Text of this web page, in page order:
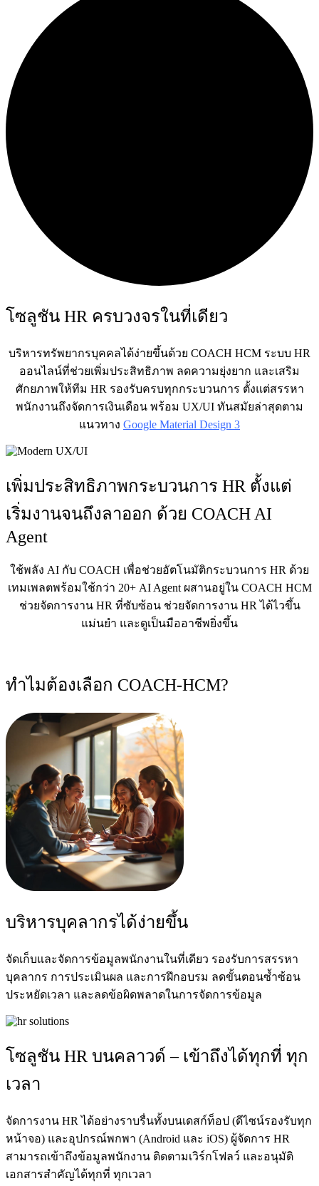
โซลูชัน HR ครบวงจรในที่เดียว
บริหารทรัพยากรบุคคลได้ง่ายขึ้นด้วย COACH HCM ระบบ HR
ออนไลน์ที่ช่วยเพิ่มประสิทธิภาพ ลดความยุ่งยาก และเสริม
ศักยภาพให้ทีม HR รองรับครบทุกกระบวนการ ตั้งแต่สรรหา
พนักงานถึงจัดการเงินเดือน พร้อม UX/UI ทันสมัยล่าสุดตาม
แนวทาง Google Material Design 3
เพิ่มประสิทธิภาพกระบวนการ HR ตั้งแต่
เริ่มงานจนถึงลาออก ด้วย COACH AI
Agent
ใช้พลัง AI กับ COACH เพื่อช่วยอัตโนมัติกระบวนการ HR ด้วย
เทมเพลตพร้อมใช้กว่า 20+ AI Agent ผสานอยู่ใน COACH HCM
ช่วยจัดการงาน HR ที่ซับซ้อน ช่วยจัดการงาน HR ได้ไวขึ้น
แม่นยำ และดูเป็นมืออาชีพยิ่งขึ้น
ทำไมต้องเลือก COACH-HCM?
บริหารบุคลากรได้ง่ายขึ้น
จัดเก็บและจัดการข้อมูลพนักงานในที่เดียว รองรับการสรรหา
บุคลากร การประเมินผล และการฝึกอบรม ลดขั้นตอนซ้ำซ้อน
ประหยัดเวลา และลดข้อผิดพลาดในการจัดการข้อมูล
โซลูชัน HR บนคลาวด์ – เข้าถึงได้ทุกที่ ทุก
เวลา
จัดการงาน HR ได้อย่างราบรื่นทั้งบนเดสก์ท็อป (ดีไซน์รองรับทุก
หน้าจอ) และอุปกรณ์พกพา (Android และ iOS) ผู้จัดการ HR
สามารถเข้าถึงข้อมูลพนักงาน ติดตามเวิร์กโฟลว์ และอนุมัติ
เอกสารสำคัญได้ทุกที่ ทุกเวลา